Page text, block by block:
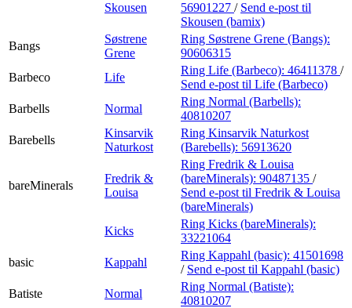
Skousen 56901227 / Send e-post til
Skousen (bamix)
Bangs
Søstrene
Grene
Ring Søstrene Grene (Bangs):
90606315
Barbeco
Life
Ring Life (Barbeco): 46411378 /
Send e-post til Life (Barbeco)
Barbells
Normal
Ring Normal (Barbells):
40810207
Barebells
Kinsarvik
Naturkost
Ring Kinsarvik Naturkost
(Barebells): 56913620
bareMinerals
Fredrik &
Louisa
Ring Fredrik & Louisa
(bareMinerals): 90487135 /
Send e-post til Fredrik & Louisa
(bareMinerals)
Kicks
Ring Kicks (bareMinerals):
33221064
basic
Kappahl
Ring Kappahl (basic): 41501698
/ Send e-post til Kappahl (basic)
Batiste
Normal
Ring Normal (Batiste):
40810207